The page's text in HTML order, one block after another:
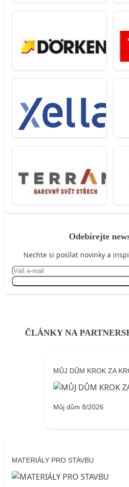
Odebírejte
Nechte si posílat novinky a
ČLÁNKY NA
MŮJ DŮM KROK ZA
Můj dům 8/2026
MATERIÁLY PRO STAVBU